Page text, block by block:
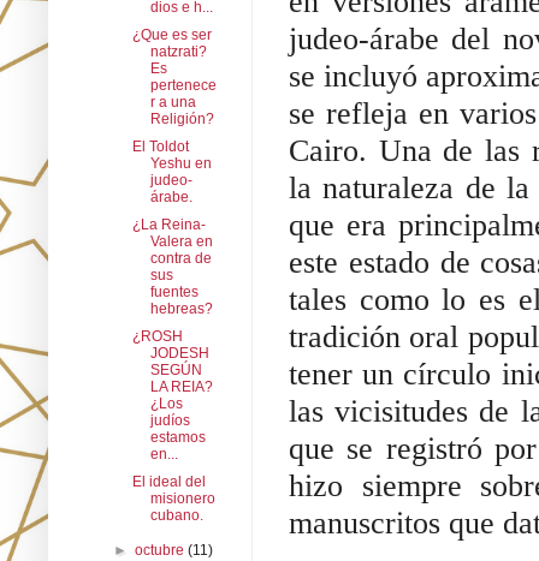
judeo-árabe del
se incluyó
se refleja en
Cairo. Una de las
la naturaleza de
que era
este estado de
tales como lo es
tradición oral
tener un círculo
las vicisitudes de
que se registró
hizo siempre
manuscritos que
dios e h...
¿Que es ser
natzrati?
Es
pertenece
r a una
Religión?
El Toldot
Yeshu en
judeo-
árabe.
¿La Reina-
Valera en
contra de
sus
fuentes
hebreas?
¿ROSH
JODESH
SEGÚN
LA REIA?
¿Los
judíos
estamos
en...
El ideal del
misionero
cubano.
►octubre(11)